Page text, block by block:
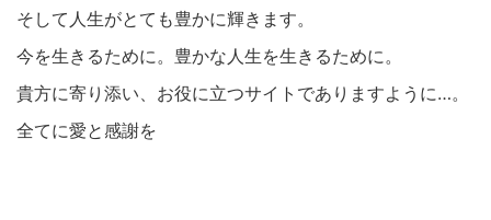
そして人生がとても豊かに輝きます。
今を生きるために。豊かな人生を生きるために。
貴方に寄り添い、お役に立つサイトでありますように…。
全てに愛と感謝を